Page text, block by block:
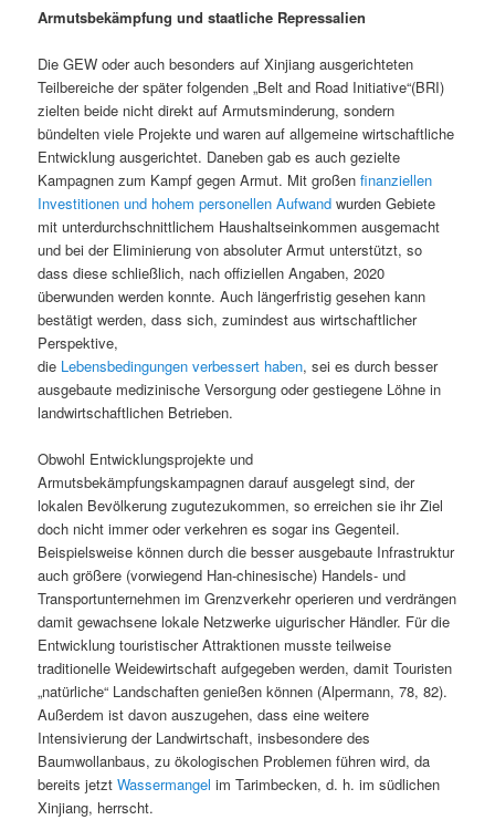
Armutsbekämpfung und staatliche Repressalien
Die GEW oder auch besonders auf Xinjiang ausgerichteten
Teilbereiche der später folgenden „Belt and Road Initiative“(BRI)
zielten beide nicht direkt auf Armutsminderung, sondern
bündelten viele Projekte und waren auf allgemeine wirtschaftliche
Entwicklung ausgerichtet. Daneben gab es auch gezielte
Kampagnen zum Kampf gegen Armut. Mit großenfinanziellen
Investitionen und hohem personellen Aufwand wurden Gebiete
mit unterdurchschnittlichem Haushaltseinkommen ausgemacht
und bei der Eliminierung von absoluter Armut unterstützt, so
dass diese schließlich, nach offiziellen Angaben, 2020
überwunden werden konnte. Auch längerfristig gesehen kann
bestätigt werden, dass sich, zumindest aus wirtschaftlicher
Perspektive,
die Lebensbedingungen verbessert haben, sei es durch besser
ausgebaute medizinische Versorgung oder gestiegene Löhne in
landwirtschaftlichen Betrieben.
Obwohl Entwicklungsprojekte und
Armutsbekämpfungskampagnen darauf ausgelegt sind, der
lokalen Bevölkerung zugutezukommen, so erreichen sie ihr Ziel
doch nicht immer oder verkehren es sogar ins Gegenteil.
Beispielsweise können durch die besser ausgebaute Infrastruktur
auch größere (vorwiegend Han-chinesische) Handels- und
Transportunternehmen im Grenzverkehr operieren und verdrängen
damit gewachsene lokale Netzwerke uigurischer Händler. Für die
Entwicklung touristischer Attraktionen musste teilweise
traditionelle Weidewirtschaft aufgegeben werden, damit Touristen
„natürliche“ Landschaften genießen können (Alpermann, 78, 82).
Außerdem ist davon auszugehen, dass eine weitere
Intensivierung der Landwirtschaft, insbesondere des
Baumwollanbaus, zu ökologischen Problemen führen wird, da
bereits jetztWassermangel im Tarimbecken, d. h. im südlichen
Xinjiang, herrscht.